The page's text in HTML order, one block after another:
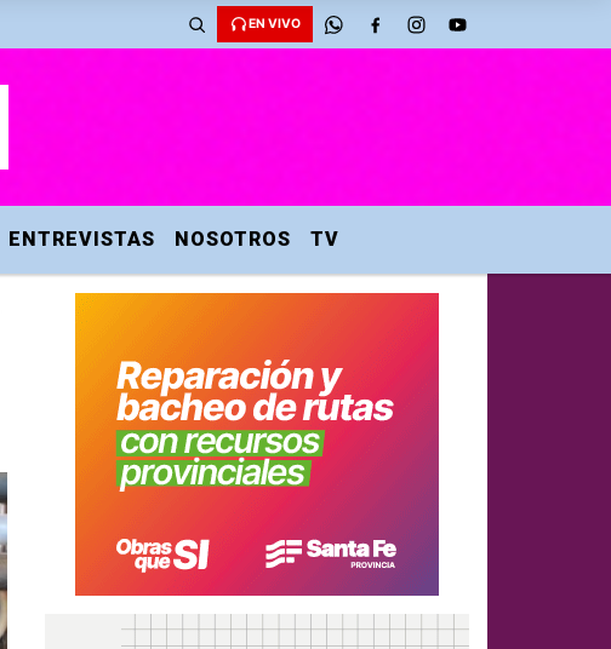
EN VIVO
ENTREVISTAS NOSOTROS TV